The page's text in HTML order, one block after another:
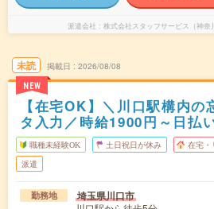
派遣会社 株式会社スタッフサービス（神奈
未読
NEW
掲載日 2026/08/08
【在宅OK】＼川口駅構内の
タ入力／時給1900円～日払
職種未経験OK 土日祝日が休み 在宅・
派遣
勤務地 埼玉県川口市